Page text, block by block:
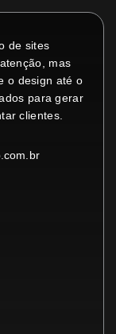
de sites
mas
o design até o
para gerar
clientes.